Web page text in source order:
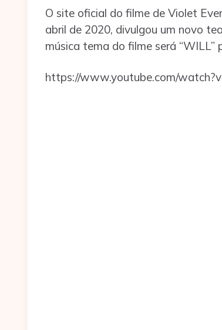
O site oficial do filme de Violet
abril de 2020, divulgou um novo
música tema do filme será “WILL”
https://www.youtube.com/